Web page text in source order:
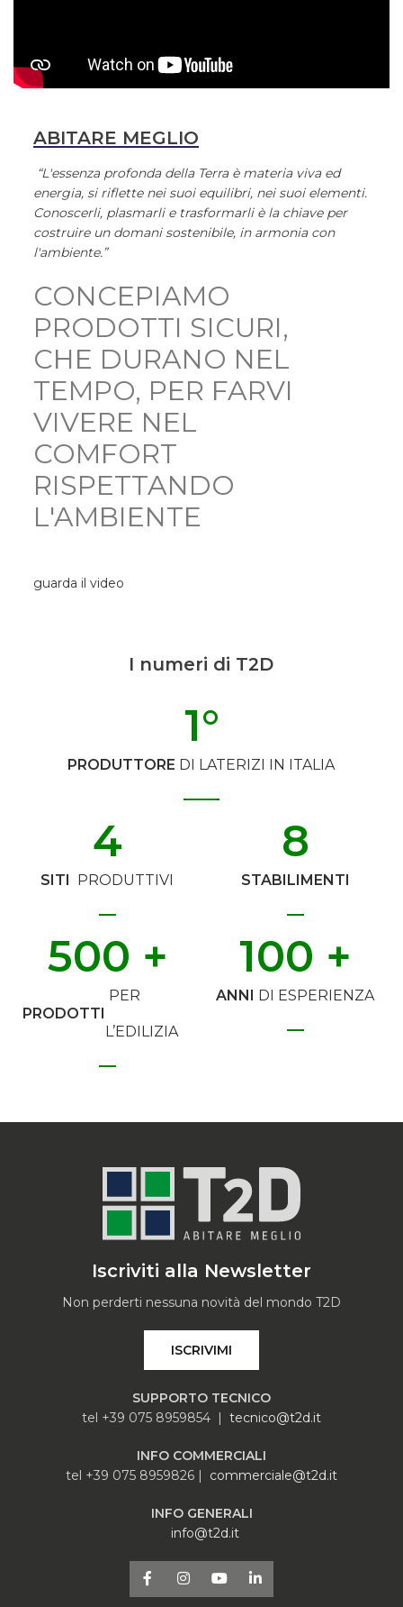
ABITARE MEGLIO
“L'essenza profonda della Terra è materia viva ed
energia, si riflette nei suoi equilibri, nei suoi elementi.
Conoscerli, plasmarli e trasformarli è la chiave per
costruire un domani sostenibile, in armonia con
l'ambiente.”
CONCEPIAMO
PRODOTTI SICURI,
CHE DURANO NEL
TEMPO, PER FARVI
VIVERE NEL
COMFORT
RISPETTANDO
L'AMBIENTE
guarda il video
I numeri di T2D
PRODUTTORE DI LATERIZI IN ITALIA
1°
SITI PRODUTTIVI
4
STABILIMENTI
8
PRODOTTI
PER
L’EDILIZIA
500 +
ANNI DI ESPERIENZA
100 +
Iscriviti alla Newsletter
Non perderti nessuna novità del mondo T2D
ISCRIVIMI
SUPPORTO TECNICO
tel +39 075 8959854 | tecnico@t2d.it
INFO COMMERCIALI
tel +39 075 8959826 | commerciale@t2d.it
INFO GENERALI
info@t2d.it